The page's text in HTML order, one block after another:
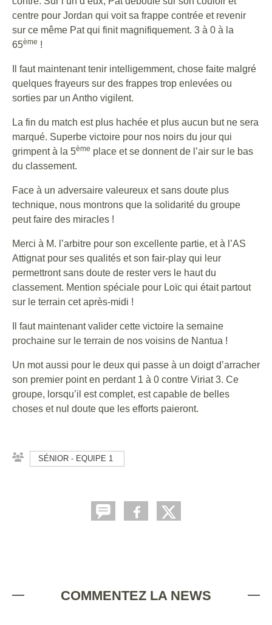
centre pour Jordan qui voit sa frappe contrée et revenir
sur ce même Pat qui finit magnifiquement. 3 à 0 à la
65ème !
Il faut maintenant tenir intelligemment, chose faite malgré
quelques frayeurs sur des frappes trop enlevées ou
sorties par un Antho vigilent.
La fin du match est plus hachée et plus aucun but ne sera
marqué. Superbe victoire pour nos noirs du jour qui
grimpent à la 5ème place et se donnent de l’air sur le bas
du classement.
Face à un adversaire valeureux et sans doute plus
technique, nous montrons que la solidarité du groupe
peut faire des miracles !
Merci à M. l’arbitre pour son excellente partie, et à l’AS
Attignat pour ses qualités et son fair-play qui leur
permettront sans doute de rester vers le haut du
classement. Mention spéciale pour Loïc qui était partout
sur le terrain cet après-midi !
Il faut maintenant valider cette victoire la semaine
prochaine sur le terrain de nos voisins de Nantua !
Un mot aussi pour le deux qui passe à un doigt d’arracher
son premier point en perdant 1 à 0 contre Viriat 3. Ce
groupe, lorsqu’il est complet, est capable de belles
choses et nul doute que les efforts paieront.
SÉNIOR - EQUIPE 1
COMMENTEZ LA NEWS